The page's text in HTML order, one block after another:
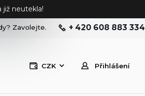
již neutekla!
CZK Přihlášení
Zavolejte. + 420 608 883 334